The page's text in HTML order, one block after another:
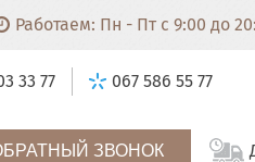
Работаем: Пн - Пт с 9:00 до
33 77 067 586 55 77
ЗВОНОК